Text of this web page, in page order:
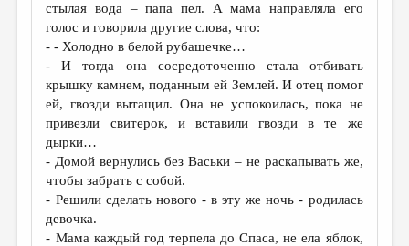
стылая вода – папа пел. А мама направляла его
голос и говорила другие слова, что:
- - Холодно в белой рубашечке…
- И тогда она сосредоточенно стала отбивать
крышку камнем, поданным ей Землей. И отец помог
ей, гвозди вытащил. Она не успокоилась, пока не
привезли свитерок, и вставили гвозди в те же
дырки…
- Домой вернулись без Васьки – не раскапывать же,
чтобы забрать с собой.
- Решили сделать нового - в эту же ночь - родилась
девочка.
- Мама каждый год терпела до Спаса, не ела яблок,